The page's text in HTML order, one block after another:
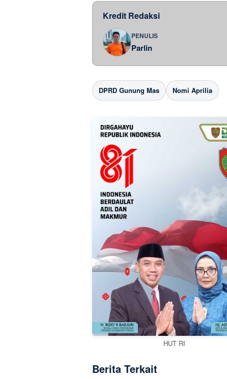
Kredit Redaksi
PENULIS
Parlin
DPRD Gunung Mas Nomi Aprilia
HUT RI
Berita Terkait